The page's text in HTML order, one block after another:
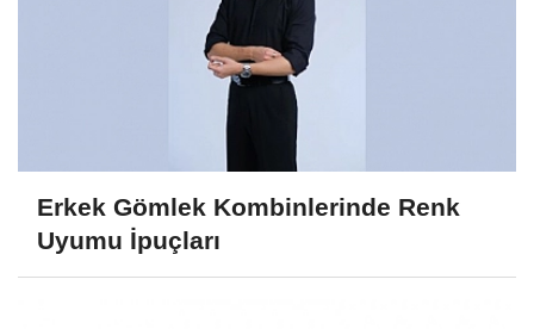
Erkek Gömlek Kombinlerinde Renk
Uyumu İpuçları